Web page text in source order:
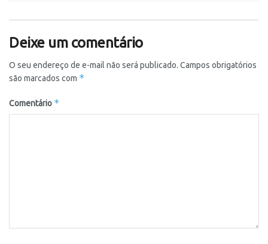
Deixe um comentário
O seu endereço de e-mail não será publicado. Campos obrigatórios
são marcados com *
Comentário *